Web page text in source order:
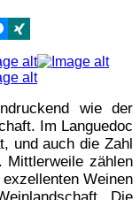
wie der
Im Languedoc
und auch die Zahl
Mittlerweile zählen
Weinen